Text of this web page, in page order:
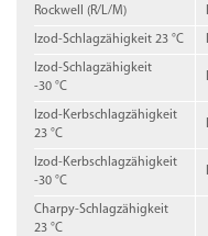
Rockwell (R/L/M)
Izod-Schlagzähigkeit 23 °C
Izod-Schlagzähigkeit
-30 °C
Izod-Kerbschlagzähigkeit
23 °C
Izod-Kerbschlagzähigkeit
-30 °C
Charpy-Schlagzähigkeit
23 °C